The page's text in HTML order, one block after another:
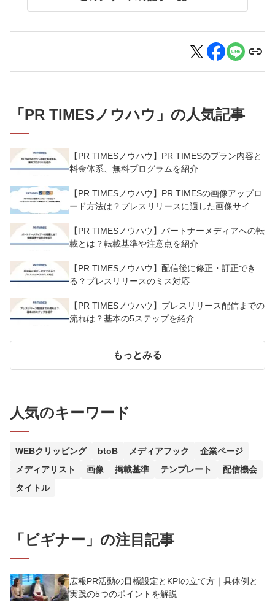
「 PR TIMESノウハウ 」の人気記事
【PR TIMESノウハウ】PR TIMESのプラン内容と
料金体系、無料プログラムを紹介
【PR TIMESノウハウ】PR TIMESの画像アップロ
ード方法は？プレスリリースに適した画像サイ
【PR TIMESノウハウ】パートナーメディアへの転
載とは？転載基準や注意点を紹介
【PR TIMESノウハウ】配信後に修正・訂正でき
る？プレスリリースのミス対応
【PR TIMESノウハウ】プレスリリース配信までの
流れは？基本の5ステップを紹介
もっとみる
人気のキーワード
WEBクリッピング btoB メディアフック
企業ページ
メディアリスト
画像 掲載基準 テンプレート
配信機会
タイトル
「 ビギナー 」の注目記事
広報PR活動の目標設定とKPIの立て方｜具体例と
実践の5つのポイントを解説